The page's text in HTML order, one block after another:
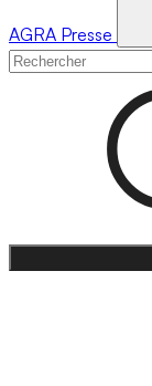
AGRA Presse